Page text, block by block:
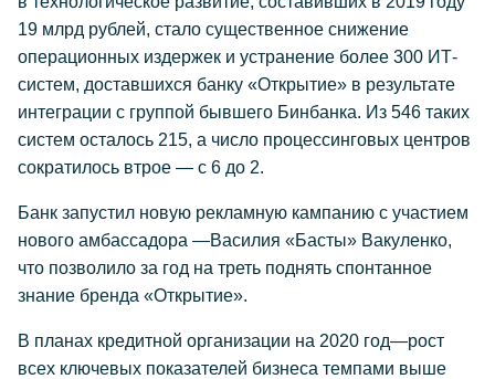
19 млрд рублей, стало существенное снижение
операционных издержек и устранение более 300 ИТ-
систем, доставшихся банку «Открытие» в результате
интеграции с группой бывшего Бинбанка. Из 546 таких
систем осталось 215, а число процессинговых центров
сократилось втрое — с 6 до 2.
Банк запустил новую рекламную кампанию с участием
нового амбассадора —Василия «Басты» Вакуленко,
что позволило за год на треть поднять спонтанное
знание бренда «Открытие».
В планах кредитной организации на 2020 год—рост
всех ключевых показателей бизнеса темпами выше